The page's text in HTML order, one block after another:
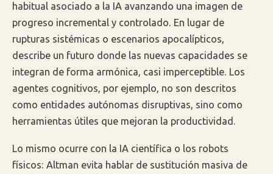
habitual asociado a la IA avanzando una imagen de
progreso incremental y controlado. En lugar de
rupturas sistémicas o escenarios apocalípticos,
describe un futuro donde las nuevas capacidades se
integran de forma armónica, casi imperceptible. Los
agentes cognitivos, por ejemplo, no son descritos
como entidades autónomas disruptivas, sino como
herramientas útiles que mejoran la productividad.
Lo mismo ocurre con la IA científica o los robots
físicos: Altman evita hablar de sustitución masiva de